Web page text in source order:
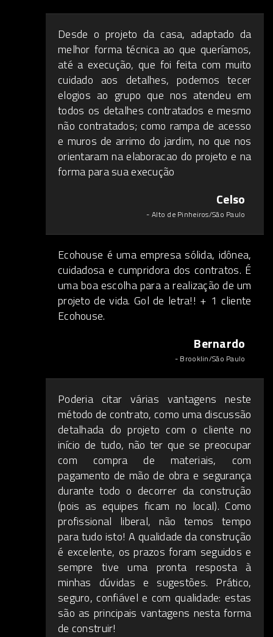
Desde o projeto da casa, adaptado da
melhor forma técnica ao que queríamos,
até a execução, que foi feita com muito
cuidado aos detalhes, podemos tecer
elogios ao grupo que nos atendeu em
todos os detalhes contratados e mesmo
não contratados; como rampa de acesso
e muros de arrimo do jardim, no que nos
orientaram na elaboracao do projeto e na
forma para sua execução
Celso
- Alto de Pinheiros/São Paulo
Ecohouse é uma empresa sólida, idônea,
cuidadosa e cumpridora dos contratos. É
uma boa escolha para a realização de um
projeto de vida. Gol de letra!! + 1 cliente
Ecohouse.
Bernardo
- Brooklin/São Paulo
Poderia citar várias vantagens neste
método de contrato, como uma discussão
detalhada do projeto com o cliente no
início de tudo, não ter que se preocupar
com compra de materiais, com
pagamento de mão de obra e segurança
durante todo o decorrer da construção
(pois as equipes ficam no local). Como
profissional liberal, não temos tempo
para tudo isto! A qualidade da construção
é excelente, os prazos foram seguidos e
sempre tive uma pronta resposta à
minhas dúvidas e sugestões. Prático,
seguro, confiável e com qualidade: estas
são as principais vantagens nesta forma
de construir!